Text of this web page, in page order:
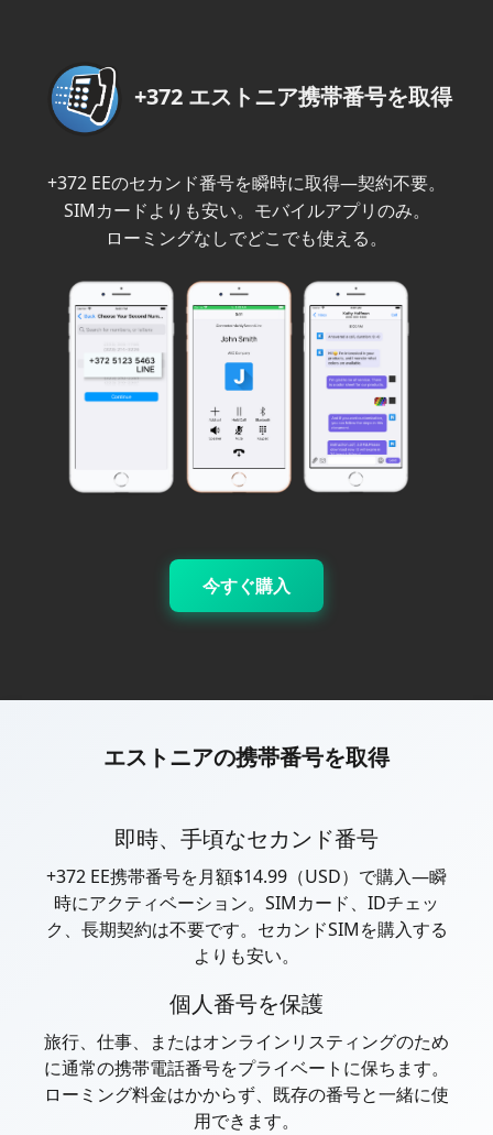
+372 エストニア携帯番号を取得
+372 EEのセカンド番号を瞬時に取得—契約不要。
SIMカードよりも安い。モバイルアプリのみ。
ローミングなしでどこでも使える。
今すぐ購入
エストニアの携帯番号を取得
即時、手頃なセカンド番号
+372 EE携帯番号を月額$14.99（USD）で購入—瞬
時にアクティベーション。SIMカード、IDチェッ
ク、長期契約は不要です。セカンドSIMを購入する
よりも安い。
個人番号を保護
旅行、仕事、またはオンラインリスティングのため
に通常の携帯電話番号をプライベートに保ちます。
ローミング料金はかからず、既存の番号と一緒に使
用できます。